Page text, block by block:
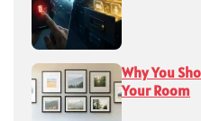
Why You
Your Room